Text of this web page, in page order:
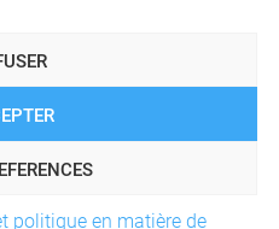
politique en matière de